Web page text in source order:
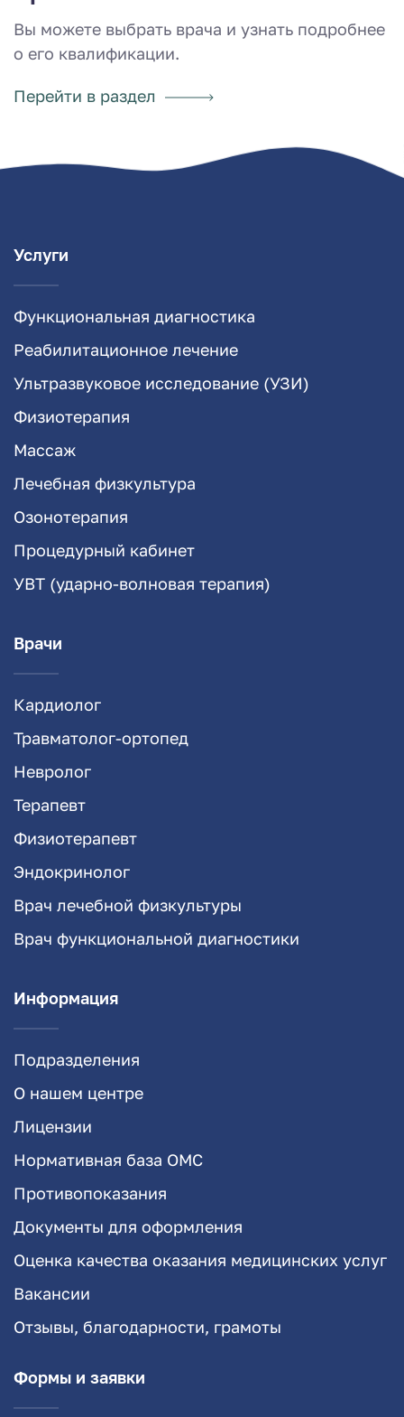
Вы можете выбрать врача и узнать подробнее
о его квалификации.
Перейти в раздел
Услуги
Функциональная диагностика
Реабилитационное лечение
Ультразвуковое исследование (УЗИ)
Физиотерапия
Массаж
Лечебная физкультура
Озонотерапия
Процедурный кабинет
УВТ (ударно-волновая терапия)
Врачи
Кардиолог
Травматолог-ортопед
Невролог
Терапевт
Физиотерапевт
Эндокринолог
Врач лечебной физкультуры
Врач функциональной диагностики
Информация
Подразделения
О нашем центре
Лицензии
Нормативная база ОМС
Противопоказания
Документы для оформления
Оценка качества оказания медицинских услуг
Вакансии
Отзывы, благодарности, грамоты
Формы и заявки